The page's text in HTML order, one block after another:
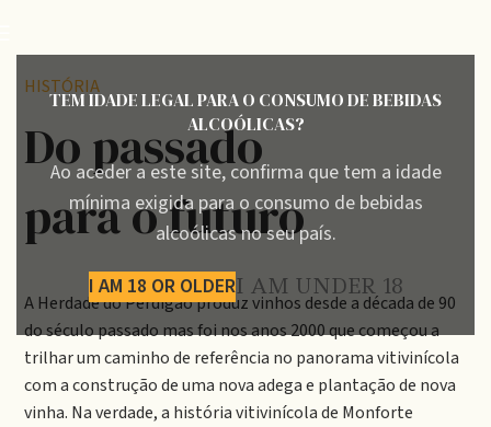
TEM IDADE LEGAL PARA O CONSUMO DE BEBIDAS
ALCOÓLICAS?
Ao aceder a este site, confirma que tem a idade
mínima exigida para o consumo de bebidas
alcoólicas no seu país.
I AM 18 OR OLDERI AM UNDER 18
HISTÓRIA
Do passado
para o futuro
A Herdade do Perdigão produz vinhos desde a década de 90
do século passado mas foi nos anos 2000 que começou a
trilhar um caminho de referência no panorama vitivinícola
com a construção de uma nova adega e plantação de nova
vinha. Na verdade, a história vitivinícola de Monforte